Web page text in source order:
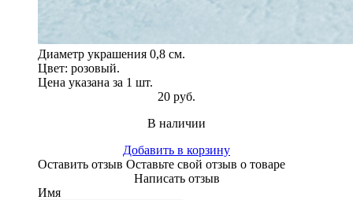
Диаметр украшения 0,8 см.
Цвет: розовый.
Цена указана за 1 шт.
20 руб.
В наличии
Добавить в корзину
Оставить отзыв Оставьте свой отзыв о товаре
Написать отзыв
Имя